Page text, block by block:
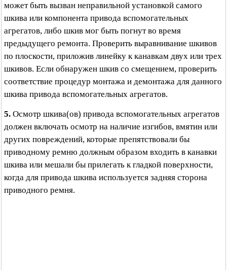
может быть вызван неправильной установкой самого
шкива или компонента привода вспомогательных
агрегатов, либо шкив мог быть погнут во время
предыдущего ремонта. Проверить выравнивание шкивов
по плоскости, приложив линейку к канавкам двух или трех
шкивов. Если обнаружен шкив со смещением, проверить
соответствие процедур монтажа и демонтажа для данного
шкива привода вспомогательных агрегатов.
5. Осмотр шкива(ов) привода вспомогательных агрегатов
должен включать осмотр на наличие изгибов, вмятин или
других повреждений, которые препятствовали бы
приводному ремню должным образом входить в канавки
шкива или мешали бы прилегать к гладкой поверхности,
когда для привода шкива используется задняя сторона
приводного ремня.